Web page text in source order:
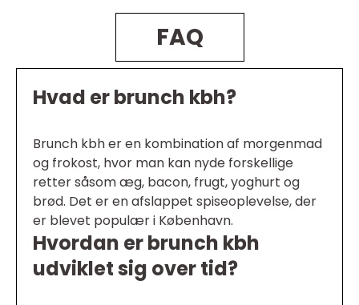
FAQ
Hvad er brunch kbh?
Brunch kbh er en kombination af morgenmad
og frokost, hvor man kan nyde forskellige
retter såsom æg, bacon, frugt, yoghurt og
brød. Det er en afslappet spiseoplevelse, der
er blevet populær i København.
Hvordan er brunch kbh
udviklet sig over tid?